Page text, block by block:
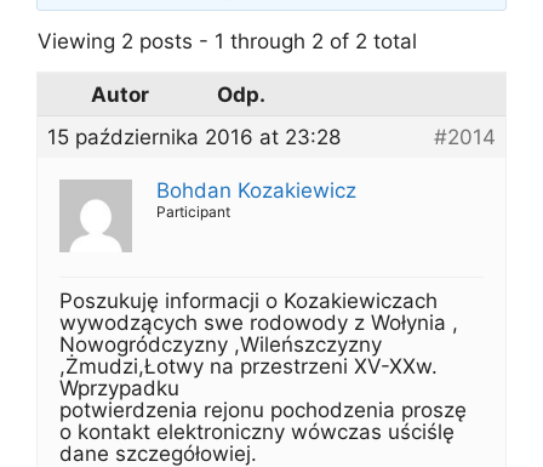
Viewing 2 posts - 1 through 2 of 2 total
Autor
Odp.
15 października 2016 at 23:28
#2014
Bohdan Kozakiewicz
Participant
Poszukuję informacji o Kozakiewiczach
wywodzących swe rodowody z Wołynia ,
Nowogródczyzny ,Wileńszczyzny
,Żmudzi,Łotwy na przestrzeni XV-XXw.
Wprzypadku
potwierdzenia rejonu pochodzenia proszę
o kontakt elektroniczny wówczas uściślę
dane szczegółowiej.